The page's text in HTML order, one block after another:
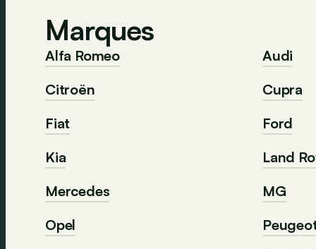
Marques
Alfa Romeo Audi
Citroën
Cupra
Fiat
Ford
Kia
Land
Mercedes
MG
Opel